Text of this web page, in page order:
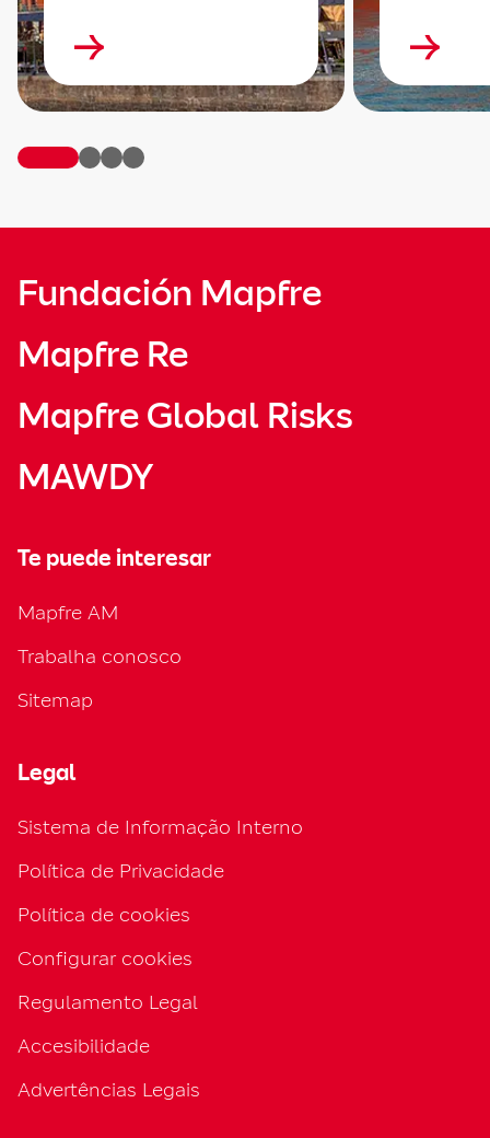
Fundación Mapfre
Mapfre Re
Mapfre Global Risks
MAWDY
Te puede interesar
Mapfre AM
Trabalha conosco
Sitemap
Legal
Sistema de Informação Interno
Política de Privacidade
Política de cookies
Configurar cookies
Regulamento Legal
Accesibilidade
Advertências Legais